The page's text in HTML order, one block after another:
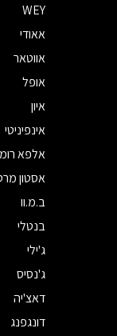
WEY
אאודי
אווטאר
אופל
איון
אינפיניטי
אלפא
אסטון
ב.מ.וו
בנטלי
ג'ילי
ג'נסיס
דאצ'יה
דונגפנג